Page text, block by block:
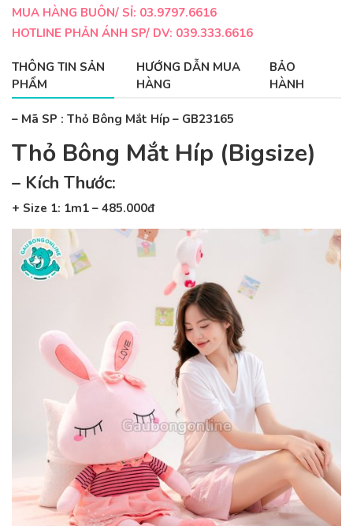
MUA HÀNG BUÔN/ SỈ: 03.9797.6616
HOTLINE PHẢN ÁNH SP/ DV: 039.333.6616
THÔNG TIN SẢN
PHẨM
HƯỚNG DẪN MUA
HÀNG
BẢO
HÀNH
– Mã SP : Thỏ Bông Mắt Híp – GB23165
Thỏ Bông Mắt Híp (Bigsize)
– Kích Thước:
+ Size 1: 1m1 – 485.000đ